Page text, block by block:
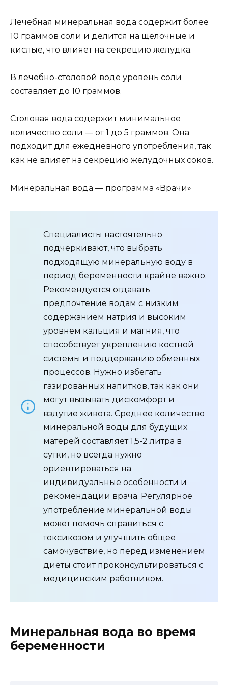
Лечебная минеральная вода содержит более
10 граммов соли и делится на щелочные и
кислые, что влияет на секрецию желудка.
В лечебно-столовой воде уровень соли
составляет до 10 граммов.
Столовая вода содержит минимальное
количество соли — от 1 до 5 граммов. Она
подходит для ежедневного употребления, так
как не влияет на секрецию желудочных соков.
Минеральная вода — программа «Врачи»
Специалисты настоятельно
подчеркивают, что выбрать
подходящую минеральную воду в
период беременности крайне важно.
Рекомендуется отдавать
предпочтение водам с низким
содержанием натрия и высоким
уровнем кальция и магния, что
способствует укреплению костной
системы и поддержанию обменных
процессов. Нужно избегать
газированных напитков, так как они
могут вызывать дискомфорт и
вздутие живота. Среднее количество
минеральной воды для будущих
матерей составляет 1,5-2 литра в
сутки, но всегда нужно
ориентироваться на
индивидуальные особенности и
рекомендации врача. Регулярное
употребление минеральной воды
может помочь справиться с
токсикозом и улучшить общее
самочувствие, но перед изменением
диеты стоит проконсультироваться с
медицинским работником.
Минеральная вода во время
беременности